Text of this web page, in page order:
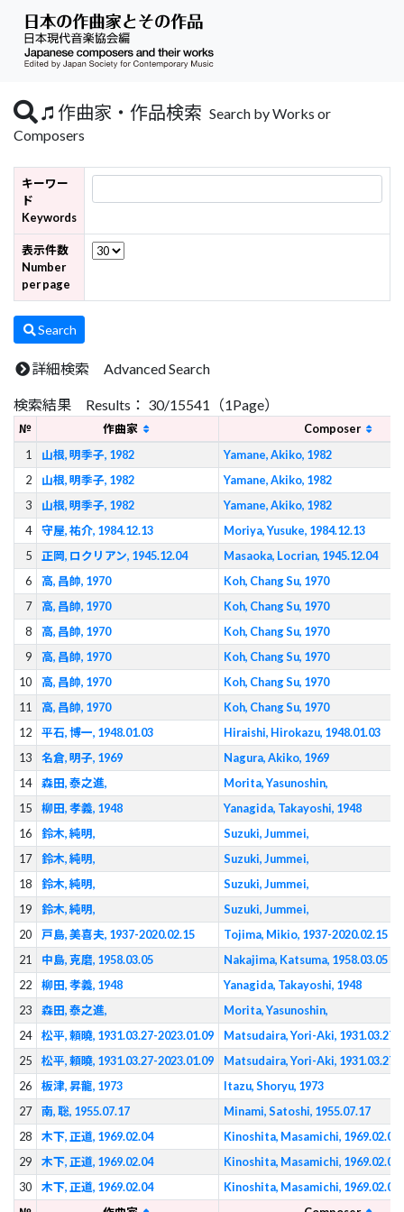
作曲家・作品検索 Search by Works or
Composers
キーワー
ド
Keywords
表示件数
Number
per page
Search
詳細検索 Advanced Search
検索結果 Results： 30/15541（1Page）
№ 作曲家
Composer
1
山根, 明季子, 1982
Yamane, Akiko, 1982
2
山根, 明季子, 1982
Yamane, Akiko, 1982
3
山根, 明季子, 1982
Yamane, Akiko, 1982
4
守屋, 祐介, 1984.12.13
Moriya, Yusuke, 1984.12.13
5
正岡, ロクリアン, 1945.12.04
Masaoka, Locrian, 1945.12.04
6
高, 昌帥, 1970
Koh, Chang Su, 1970
7
高, 昌帥, 1970
Koh, Chang Su, 1970
8
高, 昌帥, 1970
Koh, Chang Su, 1970
9
高, 昌帥, 1970
Koh, Chang Su, 1970
10
高, 昌帥, 1970
Koh, Chang Su, 1970
11
高, 昌帥, 1970
Koh, Chang Su, 1970
12
平石, 博一, 1948.01.03
Hiraishi, Hirokazu, 1948.01.03
13
名倉, 明子, 1969
Nagura, Akiko, 1969
14
森田, 泰之進,
Morita, Yasunoshin,
15
柳田, 孝義, 1948
Yanagida, Takayoshi, 1948
16
鈴木, 純明,
Suzuki, Jummei,
17
鈴木, 純明,
Suzuki, Jummei,
18
鈴木, 純明,
Suzuki, Jummei,
19
鈴木, 純明,
Suzuki, Jummei,
20
戸島, 美喜夫, 1937-2020.02.15
Tojima, Mikio, 1937-2020.02.15
21
中島, 克磨, 1958.03.05
Nakajima, Katsuma, 1958.03.05
22
柳田, 孝義, 1948
Yanagida, Takayoshi, 1948
23
森田, 泰之進,
Morita, Yasunoshin,
24
松平, 頼曉, 1931.03.27-2023.01.09
Matsudaira, Yori-Aki, 1931.03.27-
25
松平, 頼曉, 1931.03.27-2023.01.09
Matsudaira, Yori-Aki, 1931.03.27-
26
板津, 昇龍, 1973
Itazu, Shoryu, 1973
27
南, 聡, 1955.07.17
Minami, Satoshi, 1955.07.17
28
木下, 正道, 1969.02.04
Kinoshita, Masamichi, 1969.02.04
29
木下, 正道, 1969.02.04
Kinoshita, Masamichi, 1969.02.04
30
木下, 正道, 1969.02.04
Kinoshita, Masamichi, 1969.02.04